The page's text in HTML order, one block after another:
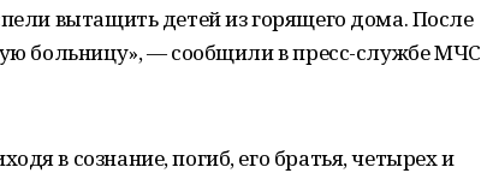
вытащить детей из горящего дома. После
больницу», — сообщили в пресс-службе МЧС
в сознание, погиб, его братья, четырех и